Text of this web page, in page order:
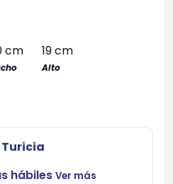
cm 19 cm
Alto
Turicia
hábiles Ver más